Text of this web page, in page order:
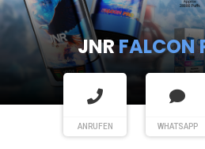
JNRSHISHA
ANRUFEN WHATSAPP